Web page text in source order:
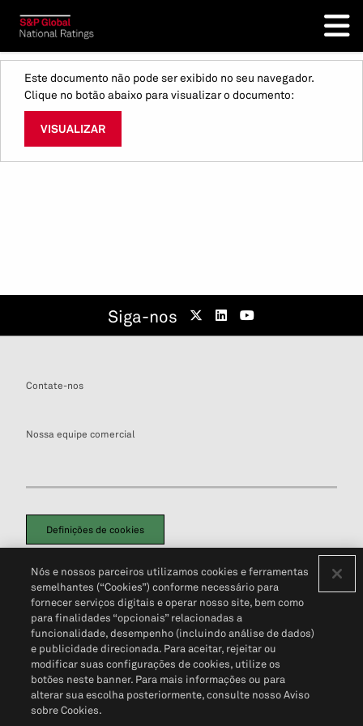
Este documento não pode ser exibido no seu navegador.
Clique no botão abaixo para visualizar o documento:
VISUALIZAR
Siga-nos
Contate-nos
Nossa equipe comercial
Definições de cookies
Política de PrivacidadePortal de privacidade do cliente (em inglês)
Não Venda Minhas Informações Pessoais© 2026 S&P Global
Nós e nossos parceiros utilizamos cookies e ferramentas
semelhantes (“Cookies”) conforme necessário para
fornecer serviços digitais e operar nosso site, bem como
para finalidades “opcionais” relacionadas a
funcionalidade, desempenho (incluindo análise de dados)
e publicidade direcionada. Para aceitar, rejeitar ou
modificar suas configurações de cookies, utilize os
botões neste banner. Para mais informações ou para
alterar sua escolha posteriormente, consulte nosso Aviso
sobre Cookies.